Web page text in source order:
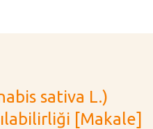
sativa L.)
[Makale]